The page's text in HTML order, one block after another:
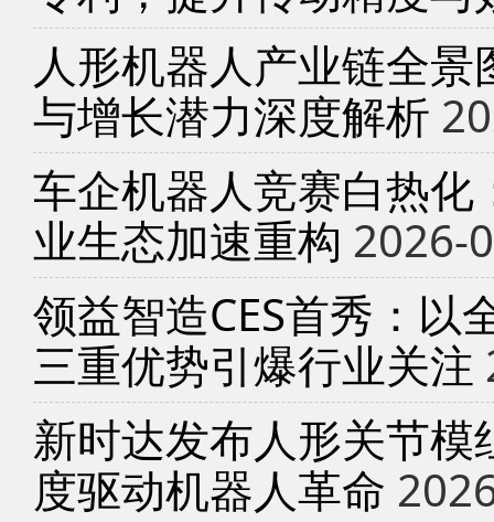
人形机器人产业链全
与增长潜力深度解析
车企机器人竞赛白热
业生态加速重构 2026-
领益智造CES首秀：以
三重优势引爆行业关注
新时达发布人形关节
度驱动机器人革命